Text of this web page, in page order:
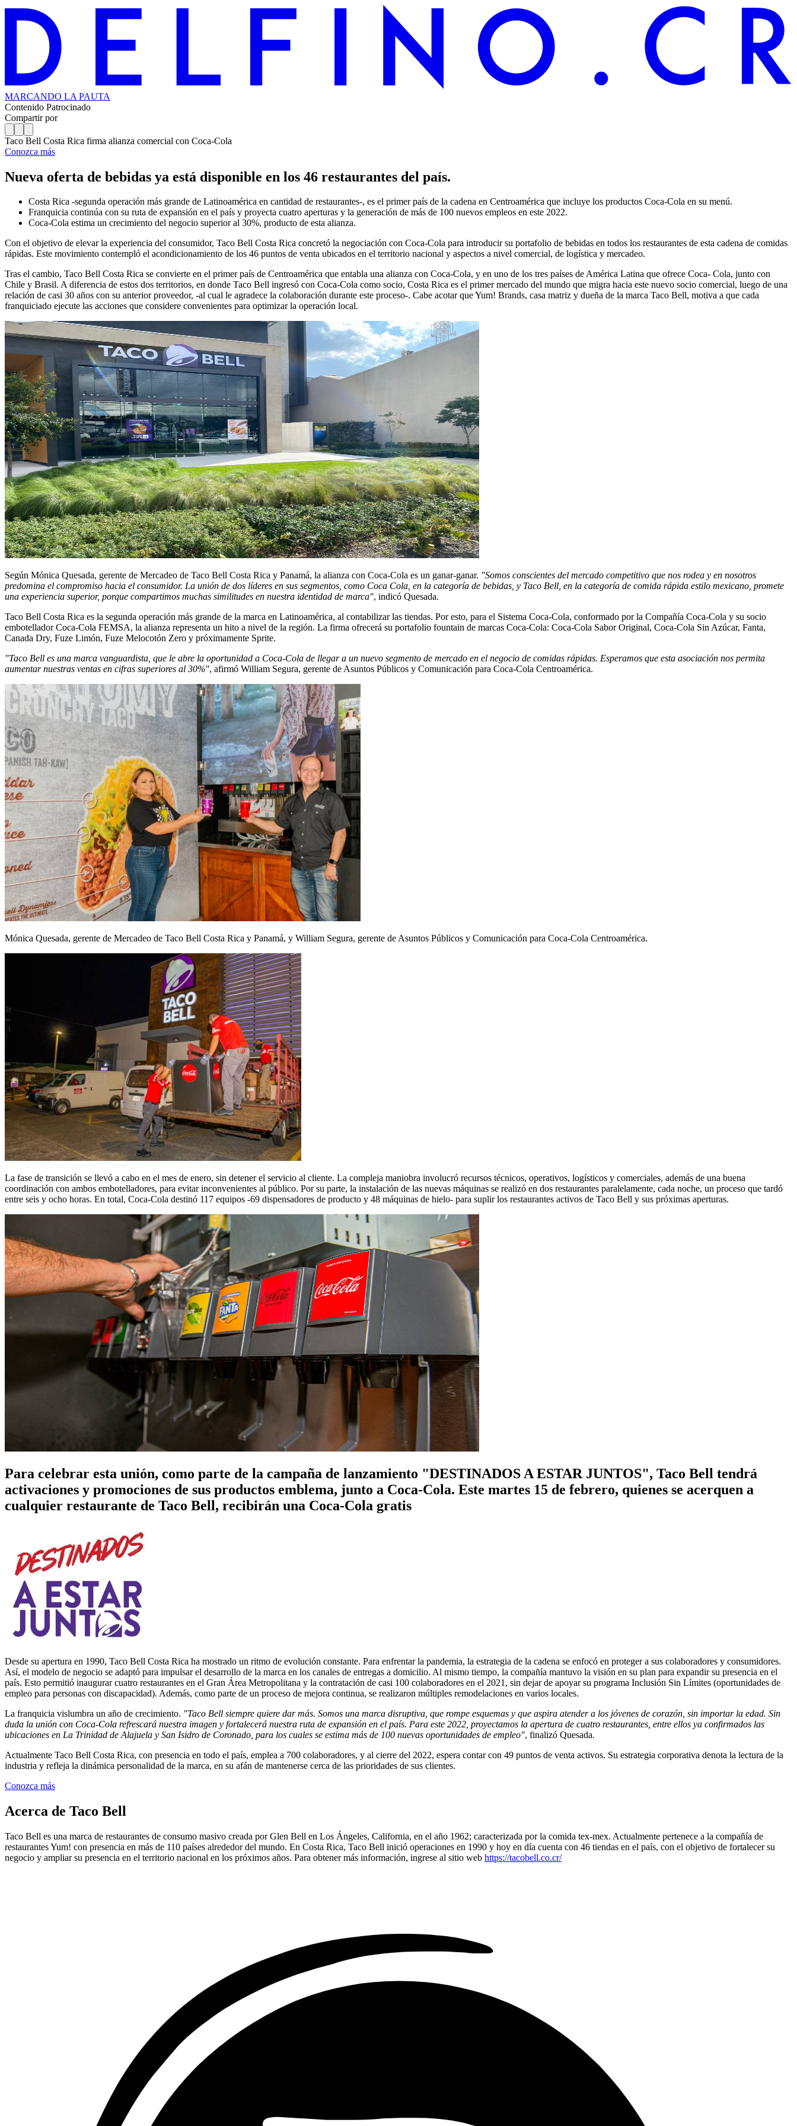
MARCANDO LA PAUTA
Contenido Patrocinado
Compartir por
Taco Bell Costa Rica firma alianza comercial con Coca-Cola
Conozca más
Nueva oferta de bebidas ya está disponible en los 46 restaurantes del país.
Costa Rica -segunda operación más grande de Latinoamérica en cantidad de restaurantes-, es el primer país de la cadena en Centroamérica que incluye los productos Coca-Cola en su menú.
Franquicia continúa con su ruta de expansión en el país y proyecta cuatro aperturas y la generación de más de 100 nuevos empleos en este 2022.
Coca-Cola estima un crecimiento del negocio superior al 30%, producto de esta alianza.
Con el objetivo de elevar la experiencia del consumidor, Taco Bell Costa Rica concretó la negociación con Coca-Cola para introducir su portafolio de bebidas en todos los restaurantes de esta cadena de comidas
rápidas. Este movimiento contempló el acondicionamiento de los 46 puntos de venta ubicados en el territorio nacional y aspectos a nivel comercial, de logística y mercadeo.
Tras el cambio, Taco Bell Costa Rica se convierte en el primer país de Centroamérica que entabla una alianza con Coca-Cola, y en uno de los tres países de América Latina que ofrece Coca- Cola, junto con
Chile y Brasil. A diferencia de estos dos territorios, en donde Taco Bell ingresó con Coca-Cola como socio, Costa Rica es el primer mercado del mundo que migra hacia este nuevo socio comercial, luego de una
relación de casi 30 años con su anterior proveedor, -al cual le agradece la colaboración durante este proceso-. Cabe acotar que Yum! Brands, casa matriz y dueña de la marca Taco Bell, motiva a que cada
franquiciado ejecute las acciones que considere convenientes para optimizar la operación local.
Según Mónica Quesada, gerente de Mercadeo de Taco Bell Costa Rica y Panamá, la alianza con Coca-Cola es un ganar-ganar. "Somos conscientes del mercado competitivo que nos rodea y en nosotros
predomina el compromiso hacia el consumidor. La unión de dos líderes en sus segmentos, como Coca Cola, en la categoría de bebidas, y Taco Bell, en la categoría de comida rápida estilo mexicano, promete
una experiencia superior, porque compartimos muchas similitudes en nuestra identidad de marca", indicó Quesada.
Taco Bell Costa Rica es la segunda operación más grande de la marca en Latinoamérica, al contabilizar las tiendas. Por esto, para el Sistema Coca-Cola, conformado por la Compañía Coca-Cola y su socio
embotellador Coca-Cola FEMSA, la alianza representa un hito a nivel de la región. La firma ofrecerá su portafolio fountain de marcas Coca-Cola: Coca-Cola Sabor Original, Coca-Cola Sin Azúcar, Fanta,
Canada Dry, Fuze Limón, Fuze Melocotón Zero y próximamente Sprite.
"Taco Bell es una marca vanguardista, que le abre la oportunidad a Coca-Cola de llegar a un nuevo segmento de mercado en el negocio de comidas rápidas. Esperamos que esta asociación nos permita
aumentar nuestras ventas en cifras superiores al 30%", afirmó William Segura, gerente de Asuntos Públicos y Comunicación para Coca-Cola Centroamérica.
Mónica Quesada, gerente de Mercadeo de Taco Bell Costa Rica y Panamá, y William Segura, gerente de Asuntos Públicos y Comunicación para Coca-Cola Centroamérica.
La fase de transición se llevó a cabo en el mes de enero, sin detener el servicio al cliente. La compleja maniobra involucró recursos técnicos, operativos, logísticos y comerciales, además de una buena
coordinación con ambos embotelladores, para evitar inconvenientes al público. Por su parte, la instalación de las nuevas máquinas se realizó en dos restaurantes paralelamente, cada noche, un proceso que tardó
entre seis y ocho horas. En total, Coca-Cola destinó 117 equipos -69 dispensadores de producto y 48 máquinas de hielo- para suplir los restaurantes activos de Taco Bell y sus próximas aperturas.
Para celebrar esta unión, como parte de la campaña de lanzamiento "DESTINADOS A ESTAR JUNTOS", Taco Bell tendrá
activaciones y promociones de sus productos emblema, junto a Coca-Cola. Este martes 15 de febrero, quienes se acerquen a
cualquier restaurante de Taco Bell, recibirán una Coca-Cola gratis
Desde su apertura en 1990, Taco Bell Costa Rica ha mostrado un ritmo de evolución constante. Para enfrentar la pandemia, la estrategia de la cadena se enfocó en proteger a sus colaboradores y consumidores.
Así, el modelo de negocio se adaptó para impulsar el desarrollo de la marca en los canales de entregas a domicilio. Al mismo tiempo, la compañía mantuvo la visión en su plan para expandir su presencia en el
país. Esto permitió inaugurar cuatro restaurantes en el Gran Área Metropolitana y la contratación de casi 100 colaboradores en el 2021, sin dejar de apoyar su programa Inclusión Sin Límites (oportunidades de
empleo para personas con discapacidad). Además, como parte de un proceso de mejora continua, se realizaron múltiples remodelaciones en varios locales.
La franquicia vislumbra un año de crecimiento. "Taco Bell siempre quiere dar más. Somos una marca disruptiva, que rompe esquemas y que aspira atender a los jóvenes de corazón, sin importar la edad. Sin
duda la unión con Coca-Cola refrescará nuestra imagen y fortalecerá nuestra ruta de expansión en el país. Para este 2022, proyectamos la apertura de cuatro restaurantes, entre ellos ya confirmados las
ubicaciones en La Trinidad de Alajuela y San Isidro de Coronado, para los cuales se estima más de 100 nuevas oportunidades de empleo", finalizó Quesada.
Actualmente Taco Bell Costa Rica, con presencia en todo el país, emplea a 700 colaboradores, y al cierre del 2022, espera contar con 49 puntos de venta activos. Su estrategia corporativa denota la lectura de la
industria y refleja la dinámica personalidad de la marca, en su afán de mantenerse cerca de las prioridades de sus clientes.
Conozca más
Acerca de Taco Bell
Taco Bell es una marca de restaurantes de consumo masivo creada por Glen Bell en Los Ángeles, California, en el año 1962; caracterizada por la comida tex-mex. Actualmente pertenece a la compañía de
restaurantes Yum! con presencia en más de 110 países alrededor del mundo. En Costa Rica, Taco Bell inició operaciones en 1990 y hoy en día cuenta con 46 tiendas en el país, con el objetivo de fortalecer su
negocio y ampliar su presencia en el territorio nacional en los próximos años. Para obtener más información, ingrese al sitio web https://tacobell.co.cr/